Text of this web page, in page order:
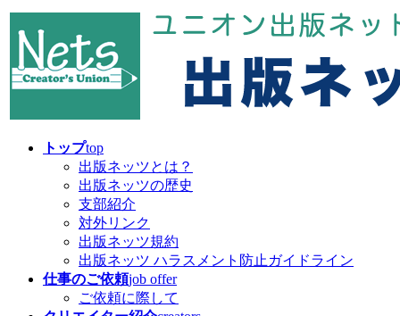
コ
ン
ン
ツ
ナ
ビ
ー
シ
トップtop
出版ネッツとは？
出版ネッツの歴史
支部紹介
対外リンク
出版ネッツ規約
出版ネッツ ハラスメント防止ガイドライン
仕事のご依頼job offer
ご依頼に際して